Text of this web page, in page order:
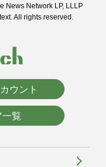
News Network LP, LLLP
All rights reserved.
ウント
一覧